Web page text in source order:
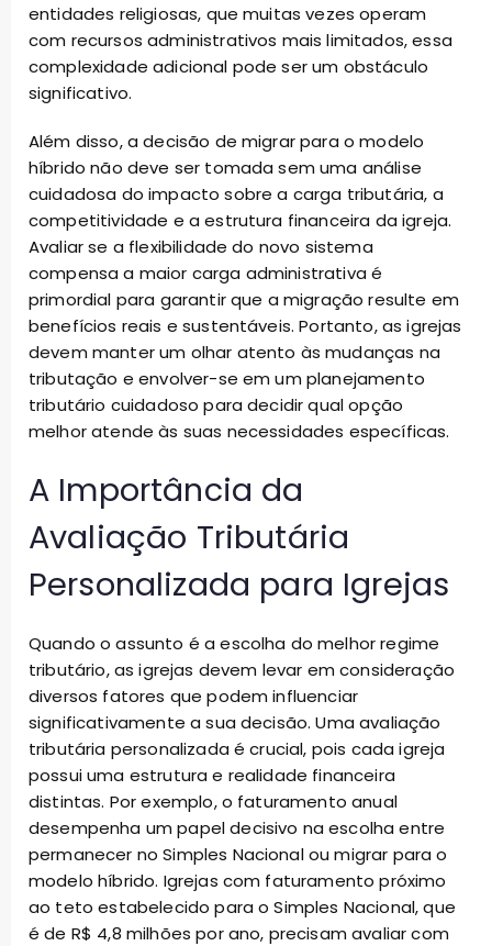
entidades religiosas, que muitas vezes operam
com recursos administrativos mais limitados, essa
complexidade adicional pode ser um obstáculo
significativo.
Além disso, a decisão de migrar para o modelo
híbrido não deve ser tomada sem uma análise
cuidadosa do impacto sobre a carga tributária, a
competitividade e a estrutura financeira da igreja.
Avaliar se a flexibilidade do novo sistema
compensa a maior carga administrativa é
primordial para garantir que a migração resulte em
benefícios reais e sustentáveis. Portanto, as igrejas
devem manter um olhar atento às mudanças na
tributação e envolver-se em um planejamento
tributário cuidadoso para decidir qual opção
melhor atende às suas necessidades específicas.
A Importância da
Avaliação Tributária
Personalizada para Igrejas
Quando o assunto é a escolha do melhor regime
tributário, as igrejas devem levar em consideração
diversos fatores que podem influenciar
significativamente a sua decisão. Uma avaliação
tributária personalizada é crucial, pois cada igreja
possui uma estrutura e realidade financeira
distintas. Por exemplo, o faturamento anual
desempenha um papel decisivo na escolha entre
permanecer no Simples Nacional ou migrar para o
modelo híbrido. Igrejas com faturamento próximo
ao teto estabelecido para o Simples Nacional, que
é de R$ 4,8 milhões por ano, precisam avaliar com